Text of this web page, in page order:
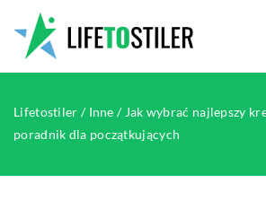
Lifetostiler / Inne / Jak wybrać najlepszy
poradnik dla początkujących